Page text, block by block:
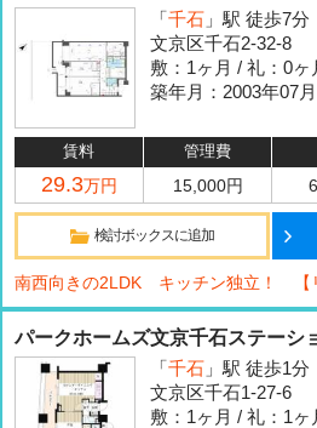
「 千石 」駅 徒歩7分
文京区千石2-32-8
敷：1ヶ月 / 礼：0ヶ
築年月：2003年07月
賃料 管理費
29.3万円 15,000円
検討ボックスに追加
南西向きの2LDK キッチン独立！ 【
パークホームズ文京千石ステーシ
「 千石 」駅 徒歩1分
文京区千石1-27-6
敷：1ヶ月 / 礼：1ヶ